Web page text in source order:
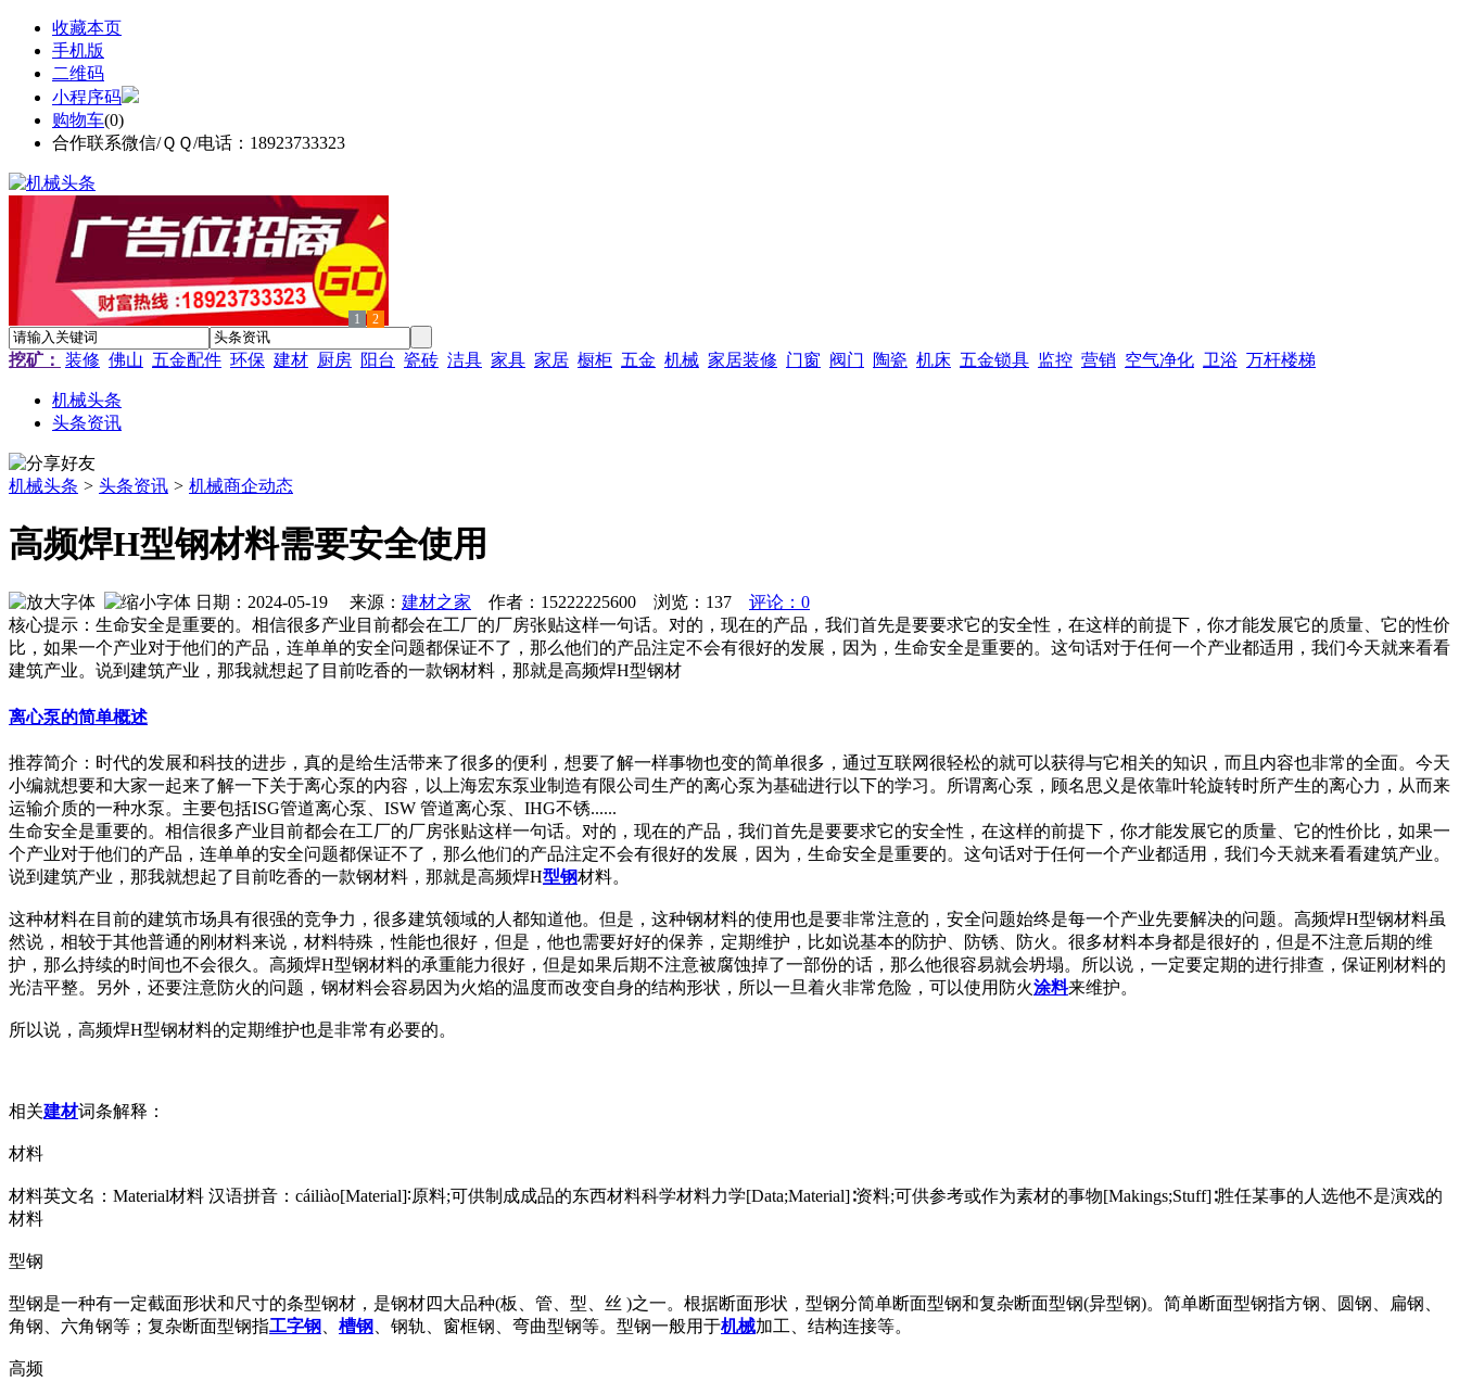
收藏本页
手机版
二维码
小程序码
购物车(0)
合作联系微信/ＱＱ/电话：18923733323
1 2
挖矿： 装修 佛山 五金配件 环保 建材 厨房 阳台 瓷砖 洁具 家具 家居 橱柜 五金 机械 家居装修 门窗 阀门 陶瓷 机床 五金锁具 监控 营销 空气净化 卫浴 万杆楼梯
机械头条
头条资讯
机械头条 > 头条资讯 > 机械商企动态
高频焊H型钢材料需要安全使用
日期：2024-05-19 来源： 建材之家 作者：15222225600 浏览： 137
评论：0
核心提示：生命安全是重要的。相信很多产业目前都会在工厂的厂房张贴这样一句话。对的，现在的产品，我们首先是要要求它的安全性，在这样的前提下，你才能发展它的质量、它的性价
比，如果一个产业对于他们的产品，连单单的安全问题都保证不了，那么他们的产品注定不会有很好的发展，因为，生命安全是重要的。这句话对于任何一个产业都适用，我们今天就来看看
建筑产业。说到建筑产业，那我就想起了目前吃香的一款钢材料，那就是高频焊H型钢材
离心泵的简单概述
推荐简介：时代的发展和科技的进步，真的是给生活带来了很多的便利，想要了解一样事物也变的简单很多，通过互联网很轻松的就可以获得与它相关的知识，而且内容也非常的全面。今天
小编就想要和大家一起来了解一下关于离心泵的内容，以上海宏东泵业制造有限公司生产的离心泵为基础进行以下的学习。所谓离心泵，顾名思义是依靠叶轮旋转时所产生的离心力，从而来
运输介质的一种水泵。主要包括ISG管道离心泵、ISW 管道离心泵、IHG不锈......
生命安全是重要的。相信很多产业目前都会在工厂的厂房张贴这样一句话。对的，现在的产品，我们首先是要要求它的安全性，在这样的前提下，你才能发展它的质量、它的性价比，如果一
个产业对于他们的产品，连单单的安全问题都保证不了，那么他们的产品注定不会有很好的发展，因为，生命安全是重要的。这句话对于任何一个产业都适用，我们今天就来看看建筑产业。
说到建筑产业，那我就想起了目前吃香的一款钢材料，那就是高频焊H型钢材料。
这种材料在目前的建筑市场具有很强的竞争力，很多建筑领域的人都知道他。但是，这种钢材料的使用也是要非常注意的，安全问题始终是每一个产业先要解决的问题。高频焊H型钢材料虽
然说，相较于其他普通的刚材料来说，材料特殊，性能也很好，但是，他也需要好好的保养，定期维护，比如说基本的防护、防锈、防火。很多材料本身都是很好的，但是不注意后期的维
护，那么持续的时间也不会很久。高频焊H型钢材料的承重能力很好，但是如果后期不注意被腐蚀掉了一部份的话，那么他很容易就会坍塌。所以说，一定要定期的进行排查，保证刚材料的
光洁平整。另外，还要注意防火的问题，钢材料会容易因为火焰的温度而改变自身的结构形状，所以一旦着火非常危险，可以使用防火涂料来维护。
所以说，高频焊H型钢材料的定期维护也是非常有必要的。
相关建材词条解释：
材料
材料英文名：Material材料 汉语拼音：cáiliào[Material]∶原料;可供制成成品的东西材料科学材料力学[Data;Material]∶资料;可供参考或作为素材的事物[Makings;Stuff]∶胜任某事的人选他不是演戏的
材料
型钢
型钢是一种有一定截面形状和尺寸的条型钢材，是钢材四大品种(板、管、型、丝 )之一。根据断面形状，型钢分简单断面型钢和复杂断面型钢(异型钢)。简单断面型钢指方钢、圆钢、扁钢、
角钢、六角钢等；复杂断面型钢指工字钢 槽钢 、钢轨、窗框钢、弯曲型钢等。型钢一般用于机械加工、结构连接等。
高频